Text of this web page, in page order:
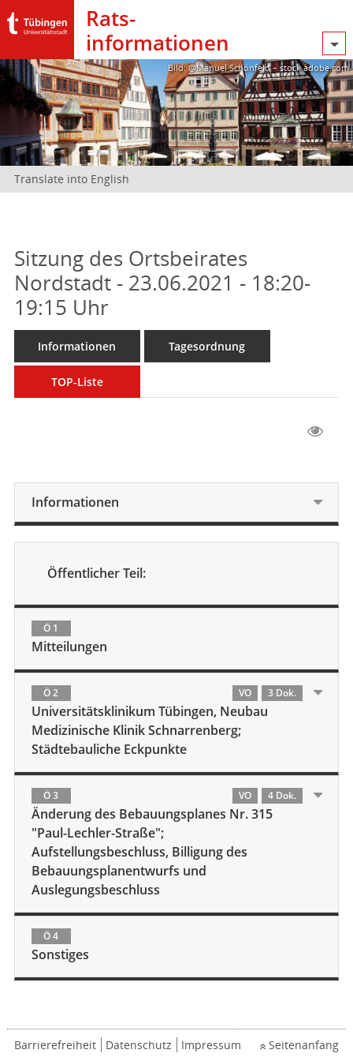
Rats­
informationen
Bild: @Manuel Schönfeld – stock.adobe.com
Translate into English
Sitzung des Ortsbeirates
Nordstadt - 23.06.2021 - 18:20-
19:15 Uhr
Informationen Tagesordnung
TOP-Liste
Informationen
Öffentlicher Teil:
Ö 1
Mitteilungen
Ö 2 VO 3 Dok.
Universitätsklinikum Tübingen, Neubau
Medizinische Klinik Schnarrenberg;
Städtebauliche Eckpunkte
Ö 3 VO 4 Dok.
Änderung des Bebauungsplanes Nr. 315
"Paul-Lechler-Straße";
Aufstellungsbeschluss, Billigung des
Bebauungsplanentwurfs und
Auslegungsbeschluss
Ö 4
Sonstiges
Barrierefreiheit Datenschutz Impressum Seitenanfang